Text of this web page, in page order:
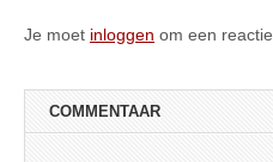
Je moet inloggen om een
COMMENTAAR